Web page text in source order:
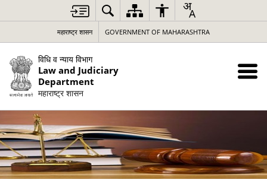
महाराष्ट्र शासन GOVERNMENT OF MAHARASHTRA
विधि व न्याय विभाग
Law and Judiciary
Department
महाराष्ट्र शासन